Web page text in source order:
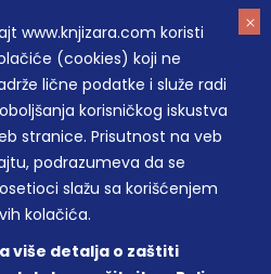
www.knjizara.com koristi
(cookies) koji ne
lične podatke i služe radi
korisničkog iskustva
stranice. Prisutnost na veb
podrazumeva da se
slažu sa korišćenjem
kolačića.
više detalja o zaštiti
- MAKART DOO BEOGRAD
105184104, MB: 20337524
su u dinarima. PDV je uračunat u
što precizniji u opisu proizvoda,
ne možemo garantovati da su sve
Svi artikli prikazani na sajtu su
da su dostupni u svakom